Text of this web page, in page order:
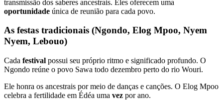
transmissão dos saberes ancestrais. Eles oferecem uma
oportunidade única de reunião para cada povo.
As festas tradicionais (Ngondo, Elog Mpoo, Nyem
Nyem, Lebouo)
Cada festival possui seu próprio ritmo e significado profundo. O
Ngondo reúne o povo Sawa todo dezembro perto do rio Wouri.
Ele honra os ancestrais por meio de danças e canções. O Elog Mpoo
celebra a fertilidade em Édéa uma vez por ano.